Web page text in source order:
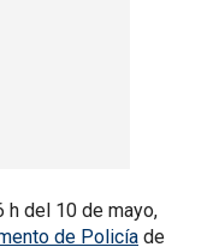
h del 10 de mayo,
de Policía de